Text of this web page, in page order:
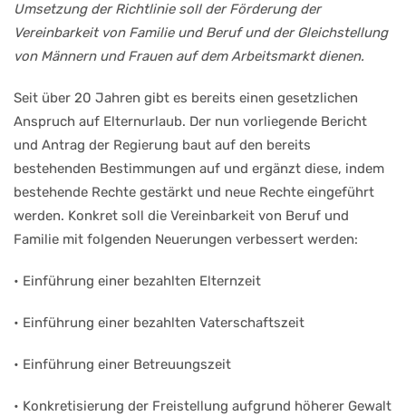
Umsetzung der Richtlinie soll der Förderung der
Vereinbarkeit von Familie und Beruf und der Gleichstellung
von Männern und Frauen auf dem Arbeitsmarkt dienen.
Seit über 20 Jahren gibt es bereits einen gesetzlichen
Anspruch auf Elternurlaub. Der nun vorliegende Bericht
und Antrag der Regierung baut auf den bereits
bestehenden Bestimmungen auf und ergänzt diese, indem
bestehende Rechte gestärkt und neue Rechte eingeführt
werden. Konkret soll die Vereinbarkeit von Beruf und
Familie mit folgenden Neuerungen verbessert werden:
• Einführung einer bezahlten Elternzeit
• Einführung einer bezahlten Vaterschaftszeit
• Einführung einer Betreuungszeit
• Konkretisierung der Freistellung aufgrund höherer Gewalt